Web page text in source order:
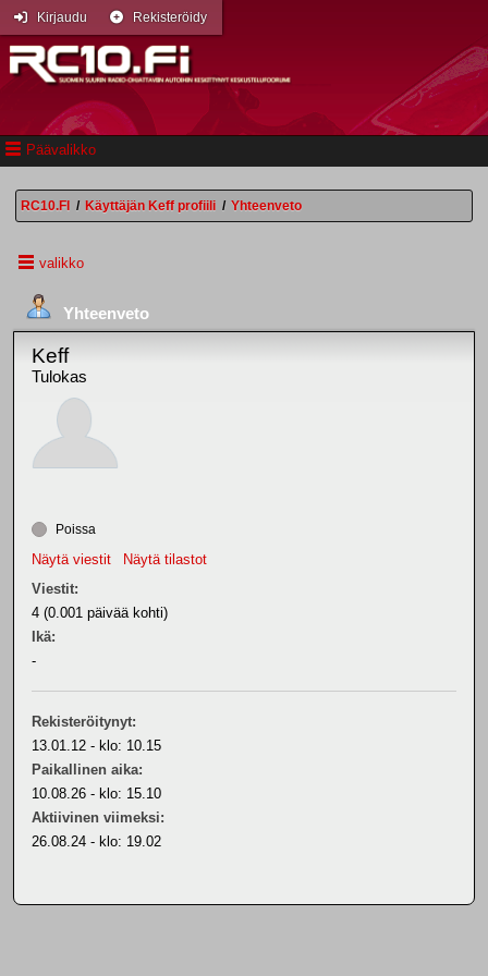
Päävalikko
Kirjaudu Rekisteröidy
RC10.FI / Käyttäjän Keff profiili / Yhteenveto
valikko
Yhteenveto
Keff
Tulokas
Poissa
Näytä viestit
Näytä tilastot
Viestit:
4 (0.001 päivää kohti)
Ikä:
-
Rekisteröitynyt:
13.01.12 - klo: 10.15
Paikallinen aika:
10.08.26 - klo: 15.10
Aktiivinen viimeksi:
26.08.24 - klo: 19.02